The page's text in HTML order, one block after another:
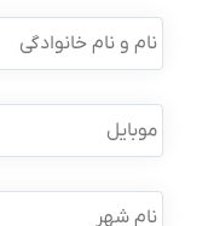
نام
و
نام
موبایل *
نام
شهر